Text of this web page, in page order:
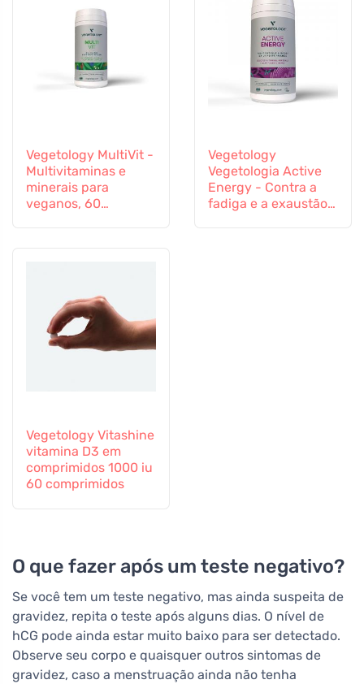
Vegetology MultiVit -
Multivitaminas e
minerais para
veganos, 60
Vegetology
Vegetologia Active
Energy - Contra a
fadiga e a exaustão,
Vegetology Vitashine
vitamina D3 em
comprimidos 1000 iu
60 comprimidos
O que fazer após um teste negativo?
Se você tem um teste negativo, mas ainda suspeita de
gravidez, repita o teste após alguns dias. O nível de
hCG pode ainda estar muito baixo para ser detectado.
Observe seu corpo e quaisquer outros sintomas de
gravidez, caso a menstruação ainda não tenha